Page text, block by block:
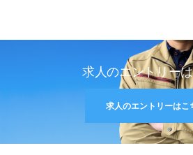
求人のエントリー
求人のエントリーはこ